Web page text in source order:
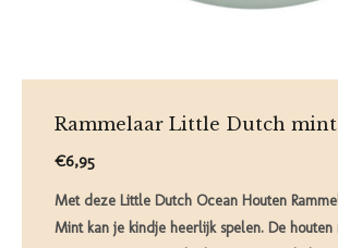
Rammelaar Little Dutch mint
€6,95
Met deze Little Dutch Ocean Houten
Mint kan je kindje heerlijk spelen. De